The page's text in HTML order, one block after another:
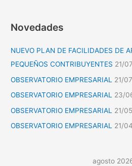
Novedades
NUEVO PLAN DE FACILIDADES DE
PEQUEÑOS CONTRIBUYENTES 21/
OBSERVATORIO EMPRESARIAL
21/
OBSERVATORIO EMPRESARIAL
23/
OBSERVATORIO EMPRESARIAL
21/
OBSERVATORIO EMPRESARIAL
21/
agosto